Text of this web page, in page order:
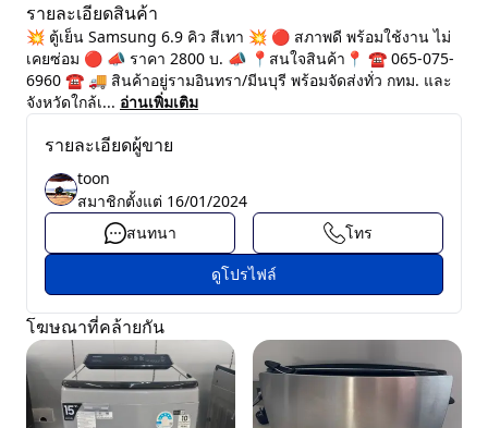
รายละเอียดสินค้า
💥 ตู้เย็น Samsung 6.9 คิว สีเทา 💥 🔴 สภาพดี พร้อมใช้งาน ไม่
เคยซ่อม 🔴 📣 ราคา 2800 บ. 📣 📍สนใจสินค้า📍 ☎ 065-075-
6960 ☎ 🚚 สินค้าอยู่รามอินทรา/มีนบุรี พร้อมจัดส่งทั่ว กทม. และ
จังหวัดใกล้เ... อ่านเพิ่มเติม
รายละเอียดผู้ขาย
toon
สมาชิกตั้งแต่ 16/01/2024
สนทนา
โทร
ดูโปรไฟล์
โฆษณาที่คล้ายกัน